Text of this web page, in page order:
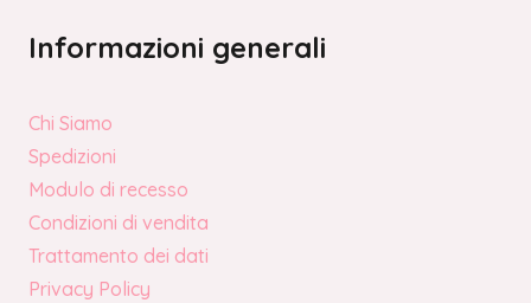
Informazioni generali
Chi Siamo
Spedizioni
Modulo di recesso
Condizioni di vendita
Trattamento dei dati
Privacy Policy